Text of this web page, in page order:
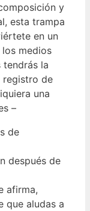
y
esta trampa
en un
medios
tendrás la
registro de
una
–
de
después de
afirma,
que aludas a